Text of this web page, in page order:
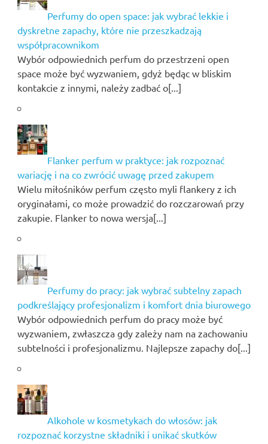
Perfumy do open space: jak wybrać lekkie i
dyskretne zapachy, które nie przeszkadzają
współpracownikom
Wybór odpowiednich perfum do przestrzeni open
space może być wyzwaniem, gdyż będąc w bliskim
kontakcie z innymi, należy zadbać o[...]
Flanker perfum w praktyce: jak rozpoznać
wariację i na co zwrócić uwagę przed zakupem
Wielu miłośników perfum często myli flankery z ich
oryginałami, co może prowadzić do rozczarowań przy
zakupie. Flanker to nowa wersja[...]
Perfumy do pracy: jak wybrać subtelny zapach
podkreślający profesjonalizm i komfort dnia biurowego
Wybór odpowiednich perfum do pracy może być
wyzwaniem, zwłaszcza gdy zależy nam na zachowaniu
subtelności i profesjonalizmu. Najlepsze zapachy do[...]
Alkohole w kosmetykach do włosów: jak
rozpoznać korzystne składniki i unikać skutków